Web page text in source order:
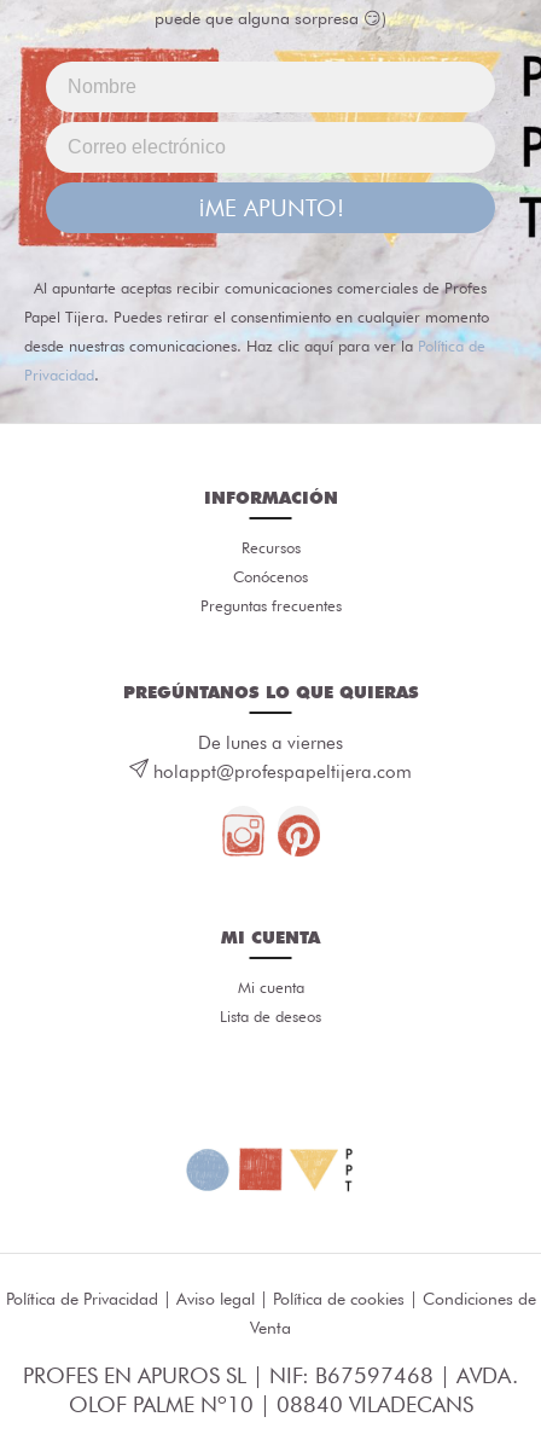
puede que alguna sorpresa 😏)
¡ME APUNTO!
Al apuntarte aceptas recibir comunicaciones comerciales de Profes
Papel Tijera. Puedes retirar el consentimiento en cualquier momento
desde nuestras comunicaciones. Haz clic aquí para ver la Política de
Privacidad.
INFORMACIÓN
Recursos
Conócenos
Preguntas frecuentes
PREGÚNTANOS LO QUE QUIERAS
De lunes a viernes
holappt@profespapeltijera.com
MI CUENTA
Mi cuenta
Lista de deseos
Política de Privacidad | Aviso legal| Política de cookies | Condiciones de
Venta
PROFES EN APUROS SL | NIF: B67597468 | AVDA.
OLOF PALME Nº10 | 08840 VILADECANS